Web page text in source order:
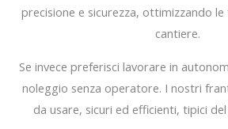
precisione e sicurezza, ottimizzando le
cantiere.
Se invece preferisci lavorare in
noleggio senza operatore. I nostri
da usare, sicuri ed efficienti, tipici